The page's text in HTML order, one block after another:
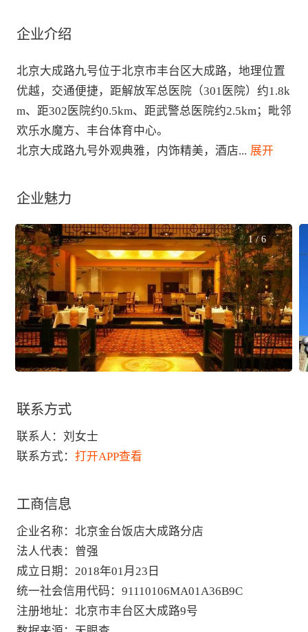
企业介绍
北京大成路九号位于北京市丰台区大成路，地理位置
优越，交通便捷，距解放军总医院（301医院）约1.8k
m、距302医院约0.5km、距武警总医院约2.5km；毗邻
欢乐水魔方、丰台体育中心。
北京大成路九号外观典雅，内饰精美，酒店... 展开
企业魅力
1/6
联系方式
联系人： 刘女士
联系方式： 打开APP查看
工商信息
企业名称 ： 北京金台饭店大成路分店
法人代表 ：
曾强
成立日期 ： 2018年01月23日
统一社会信用代码 ： 91110106MA01A36B9C
注册地址 ： 北京市丰台区大成路9号